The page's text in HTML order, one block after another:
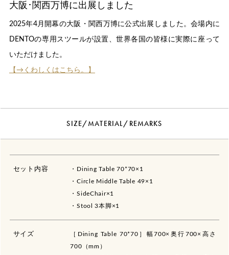
大阪･関西万博に出展しました
2025年4月開幕の大阪・関西万博に公式出展しました。会場内に
DENTOの専用スツールが設置、世界各国の皆様に実際に座って
いただけました。
【→くわしくはこちら。】
SIZE/MATERIAL/REMARKS
セット内容
・Dining Table 70*70×1
・Circle Middle Table 49×1
・SideChair×1
・Stool 3本脚×1
サイズ
［Dining Table 70*70］幅700×奥行700×高さ
700（mm）